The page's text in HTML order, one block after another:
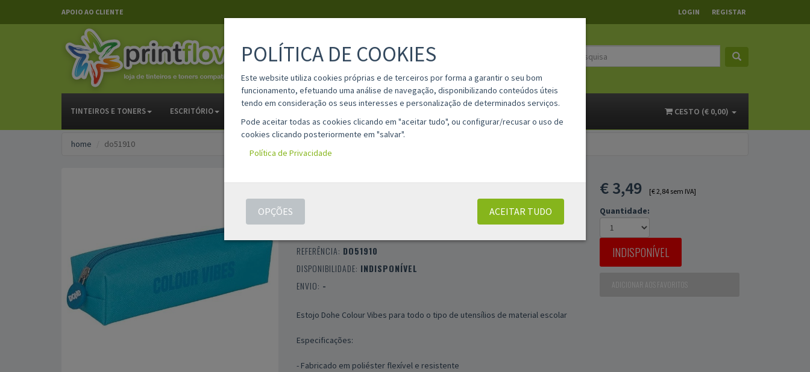
APOIO AO CLIENTE LOGIN REGISTAR
TINTEIROS E TONERS ESCRITÓRIO MATERIAL ESCOLAR INFORMAÇÕES CONTACTOS CESTO (€ 0,00)
home do51910
0 COMENTÁRIOS
REFERÊNCIA: DO51910
DISPONIBILIDADE: INDISPONÍVEL
ENVIO: -
Estojo Dohe Colour Vibes para todo o tipo de utensílios de material escolar
Especificações:
- Fabricado em poliéster flexível e resistente
€3,49 [€ 2,84 sem IVA]
Quantidade:
INDISPONÍVEL
ADICIONAR AOS FAVORITOS
POLÍTICA DE COOKIES
Este website utiliza cookies próprias e de terceiros por forma a garantir o seu bom
funcionamento, efetuando uma análise de navegação, disponibilizando conteúdos úteis
tendo em consideração os seus interesses e personalização de determinados serviços.
Pode aceitar todas as cookies clicando em "aceitar tudo", ou configurar/recusar o uso de
cookies clicando posteriormente em "salvar".
Política de Privacidade
ACEITAR TUDO
OPÇÕES